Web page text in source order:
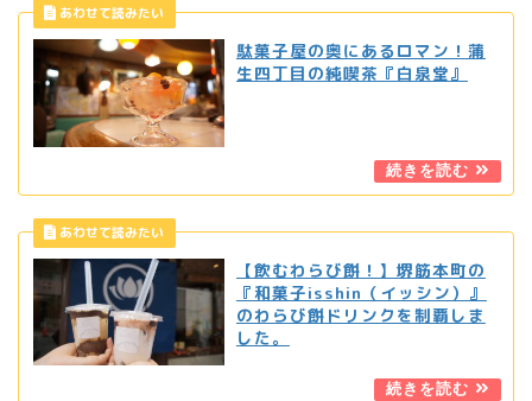
駄菓子屋の奥にあるロマン！蒲
生四丁目の純喫茶『白泉堂』
【飲むわらび餅！】堺筋本町の
『和菓子isshin（イッシン）』
のわらび餅ドリンクを制覇しま
した。